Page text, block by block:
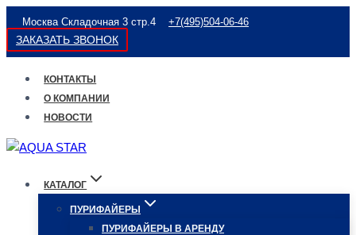
Перейти
к
содержимому
Москва Складочная 3 стр.4 +7(495)504-06-46
ЗАКАЗАТЬ ЗВОНОК
КОНТАКТЫ
О КОМПАНИИ
НОВОСТИ
КАТАЛОГ
ПУРИФАЙЕРЫ
ПУРИФАЙЕРЫ В АРЕНДУ